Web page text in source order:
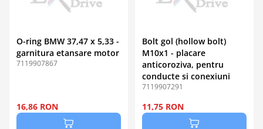
O-ring BMW 37,47 x 5,33 -
garnitura etansare motor
7119907867
16,86 RON
Bolt gol (hollow bolt)
M10x1 - placare
anticoroziva, pentru
conducte si conexiuni
7119907291
11,75 RON